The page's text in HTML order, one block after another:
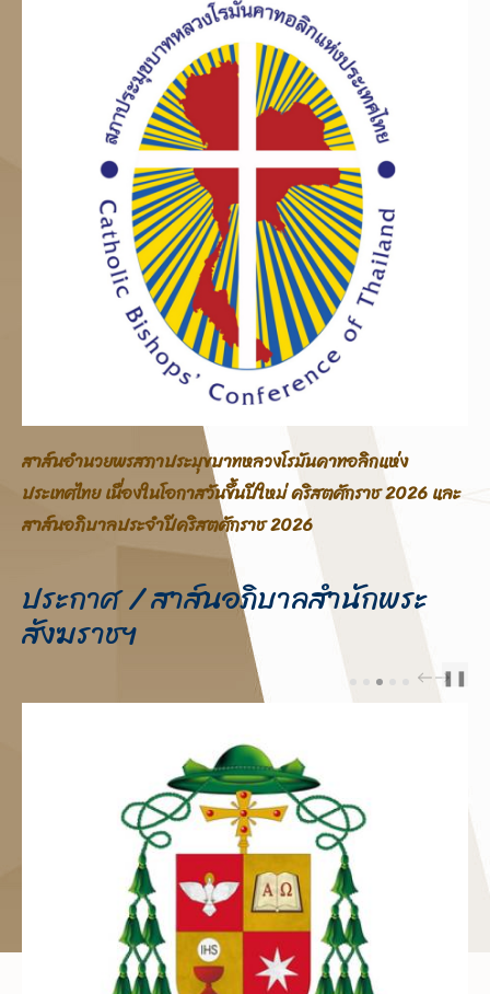
สาส์นอภิบาลสภาประมุขบาทหลวงโรมันคาทอลิกแห่ง
ประเทศไทย โอกาสสมโภชพระคริสตสมภพ คริสตศักราช 2025
ประกาศ / สาส์นอภิบาลสำนักพระ
สังฆราชฯ
PREV
NEXT
❚❚